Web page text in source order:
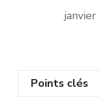
Points clés